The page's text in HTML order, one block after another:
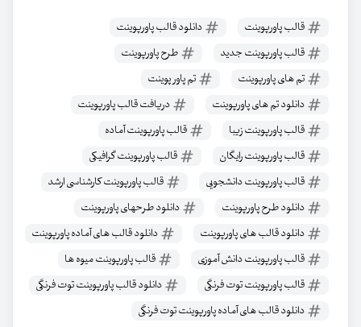
قالب پاورپوینت
دانلود قالب پاورپوینت
قالب پاورپوینت جدید
طرح پاورپوینت
تم های پاورپوینت
تم پاور پوینت
دانلود تم های پاورپوینت
دریافت قالب پاورپوینت
قالب پاورپوینت زیبا
قالب پاورپوینت آماده
قالب پاورپوینت رایگان
قالب پاورپوینت گرافیکی
قالب پاورپوینت دانشجویی
قالب پاورپوینت کارشناسی ارشد
دانلود طرح پاورپوینت
دانلود طرحهای پاورپوینت
دانلود قالب های پاورپوینت
دانلود قالب های آماده پاورپوینت
قالب پاورپوینت دانش آموزی
قالب پاورپوینت میوه ها
قالب پاورپوینت توت فرنگی
دانلود قالب پاورپوینت توت فرنگی
دانلود قالب های آماده پاورپوینت توت فرنگی